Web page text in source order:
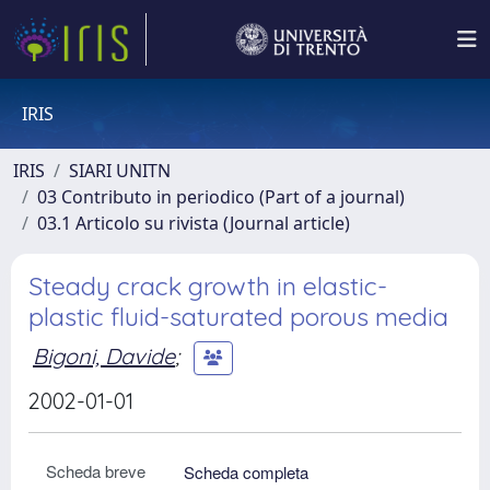
IRIS
IRIS
SIARI UNITN
03 Contributo in periodico (Part of a journal)
03.1 Articolo su rivista (Journal article)
Steady crack growth in elastic-
plastic fluid-saturated porous media
Bigoni, Davide;
2002-01-01
Scheda breve Scheda completa